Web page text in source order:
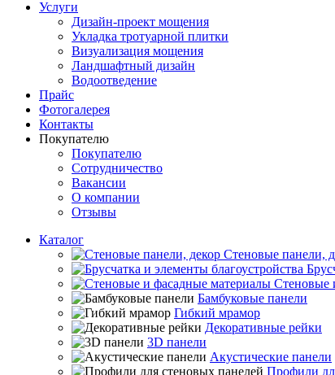
Услуги
Дизайн-проект мощения
Укладка тротуарной плитки
Визуализация мощения
Ландшафтный дизайн
Водоотведение
Прайс
Фотогалерея
Контакты
Покупателю
Покупателю
Сотрудничество
Вакансии
О компании
Отзывы
Каталог
Стеновые панели,
Стеновые
Бамбуковые панели
Гибкий мрамор
Декоративные рейки
3D панели
Акустические панели
Профили